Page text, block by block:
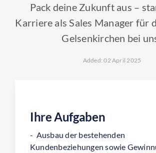
Pack deine Zukunft aus –
Karriere als Sales Manager für
Gelsenkirchen bei
Added: 02 April 2025
Ihre Aufgaben
- Ausbau der bestehenden
Kundenbeziehungen sowie